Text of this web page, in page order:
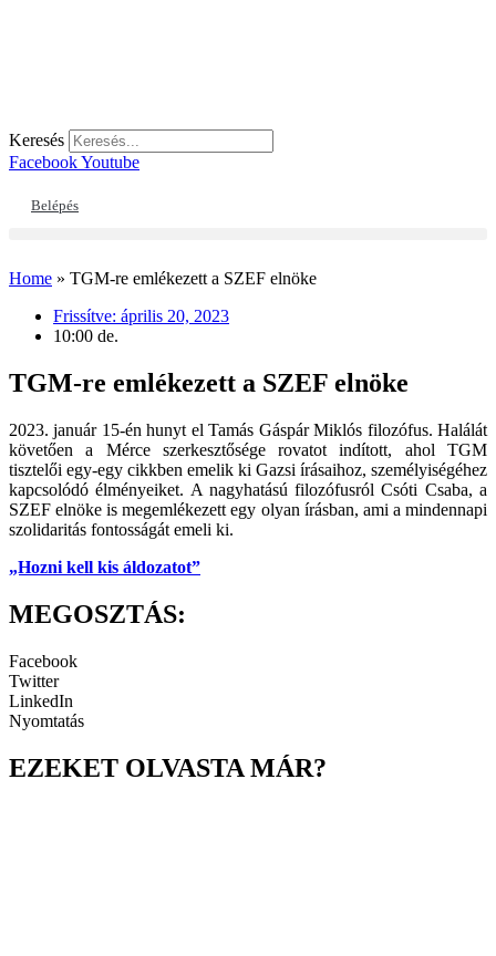
Keresés
FacebookYoutube
Belépés
Home » TGM-re emlékezett a SZEF elnöke
Frissítve: április 20, 2023
10:00 de.
TGM-re emlékezett a SZEF elnöke
2023. január 15-én hunyt el Tamás Gáspár Miklós filozófus. Halálát
követően a Mérce szerkesztősége rovatot indított, ahol TGM
tisztelői egy-egy cikkben emelik ki Gazsi írásaihoz, személyiségéhez
kapcsolódó élményeiket. A nagyhatású filozófusról Csóti Csaba, a
SZEF elnöke is megemlékezett egy olyan írásban, ami a mindennapi
szolidaritás fontosságát emeli ki.
„Hozni kell kis áldozatot”
MEGOSZTÁS:
Facebook
Twitter
LinkedIn
Nyomtatás
EZEKET OLVASTA MÁR?